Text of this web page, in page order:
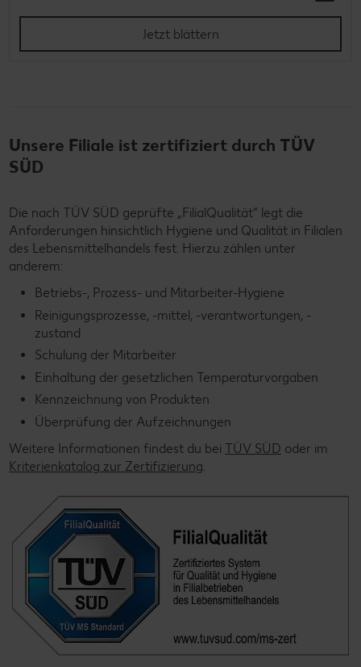
Jetzt blättern
Unsere Filiale ist zertifiziert durch TÜV
SÜD
Die nach TÜV SÜD geprüfte „FilialQualität“ legt die
Anforderungen hinsichtlich Hygiene und Qualität in Filialen
des Lebensmittelhandels fest. Hierzu zählen unter
anderem:
Betriebs-, Prozess- und Mitarbeiter-Hygiene
Reinigungsprozesse, -mittel, -verantwortungen, -
zustand
Schulung der Mitarbeiter
Einhaltung der gesetzlichen Temperaturvorgaben
Kennzeichnung von Produkten
Überprüfung der Aufzeichnungen
Weitere Informationen findest du bei TÜV SÜD oder im
Kriterienkatalog zur Zertifizierung